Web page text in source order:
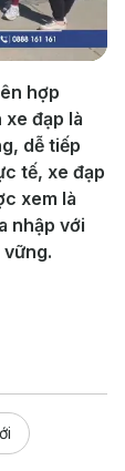
hợp
đạp là
dễ tiếp
tế, xe đạp
xem là
nhập với